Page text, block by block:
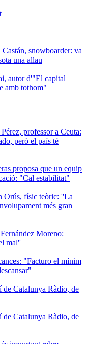
snowboarder: va
una allau
autor d'"El capital
amb tothom"
professor a Ceuta:
però el país té
proposa que un equip
"Cal estabilitat"
Orús, físic teòric: ''La
més gran
Moreno:
mal''
"Facturo el mínim
Catalunya Ràdio, de
Catalunya Ràdio, de